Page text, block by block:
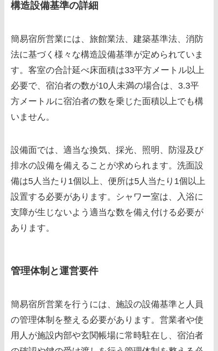
構造設備基準の詳細
簡易宿所営業には、旅館業法、建築基準法、消防
法に基づく様々な構造設備基準が定められていま
す。客室の合計延べ床面積は33平方メートル以上
必要で、宿泊者の数が10人未満の場合は、3.3平
方メートルに宿泊者の数を乗じた面積以上でも構
いません。
設備面では、適当な換気、採光、照明、防湿及び
排水の設備を備えることが求められます。洗面設
備は5人当たり1個以上、便所は5人当たり1個以上
設置する必要があります。シャワー室は、入浴に
支障が生じないよう適当な数を備え付ける必要が
あります。
管理体制と運営要件
簡易宿所営業を行うには、施設の設備基準と人員
の管理体制を整える必要があります。営業者や使
用人が施設内部や玄関帳場に常時駐在し、宿泊者